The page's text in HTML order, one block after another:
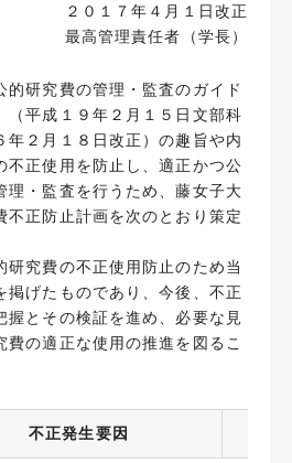
２０１７年４月１日改正
最高管理責任者（学長）
的研究費の管理・監査のガイド
（平成１９年２月１５日文部科
年２月１８日改正）の趣旨や内
不正使用を防止し、適正かつ公
理・監査を行うため、藤女子大
不正防止計画を次のとおり策定
研究費の不正使用防止のため当
掲げたものであり、今後、不正
握とその検証を進め、必要な見
費の適正な使用の推進を図るこ
不正発生要因